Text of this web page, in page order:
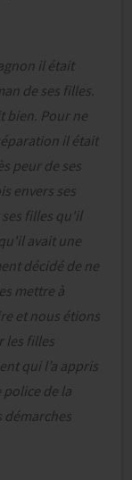
il était
de ses filles.
bien. Pour ne
il était
peur de ses
envers ses
filles qu'il
avait une
décidé de ne
mettre à
et nous étions
les filles
qui l’a appris
police de la
démarches